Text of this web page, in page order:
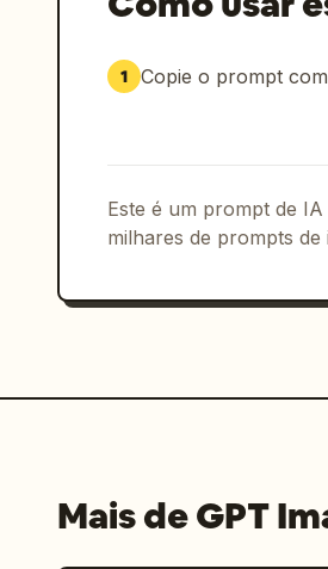
1 Copie o prompt
Este é um prompt de
milhares de prompts
Mais de GPT